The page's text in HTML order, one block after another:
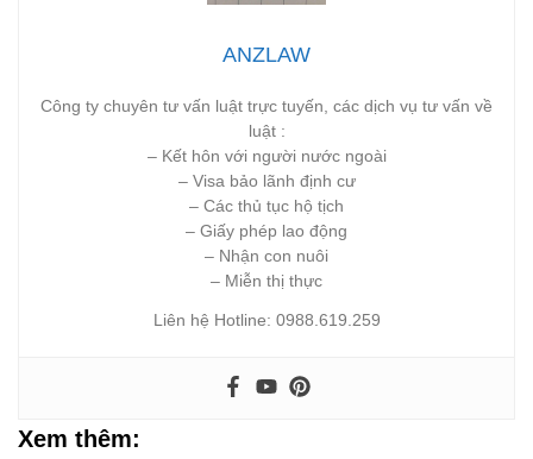
ANZLAW
Công ty chuyên tư vấn luật trực tuyến, các dịch vụ tư vấn về
luật :
– Kết hôn với người nước ngoài
– Visa bảo lãnh định cư
– Các thủ tục hộ tịch
– Giấy phép lao động
– Nhận con nuôi
– Miễn thị thực
Liên hệ Hotline: 0988.619.259
Xem thêm: